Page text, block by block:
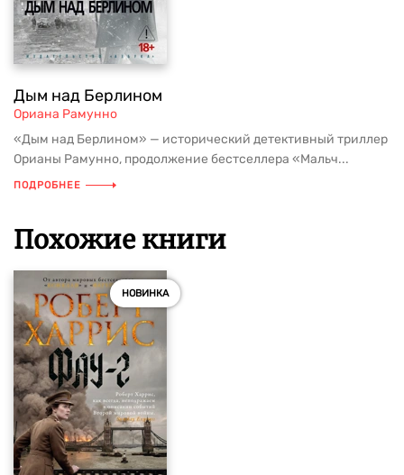
Дым над Берлином
Ориана Рамунно
«Дым над Берлином» — исторический детективный триллер
Орианы Рамунно, продолжение бестселлера «Мальч...
ПОДРОБНЕЕ
Похожие книги
НОВИНКА